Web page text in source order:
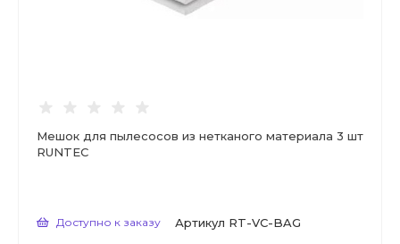
Мешок для пылесосов из нетканого материала 3 шт
RUNTEC
Доступно к заказу Артикул RT-VC-BAG